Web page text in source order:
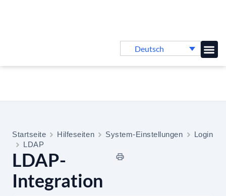
Deutsch
Startseite Hilfeseiten System-Einstellungen
Login
LDAP
LDAP-
Integration